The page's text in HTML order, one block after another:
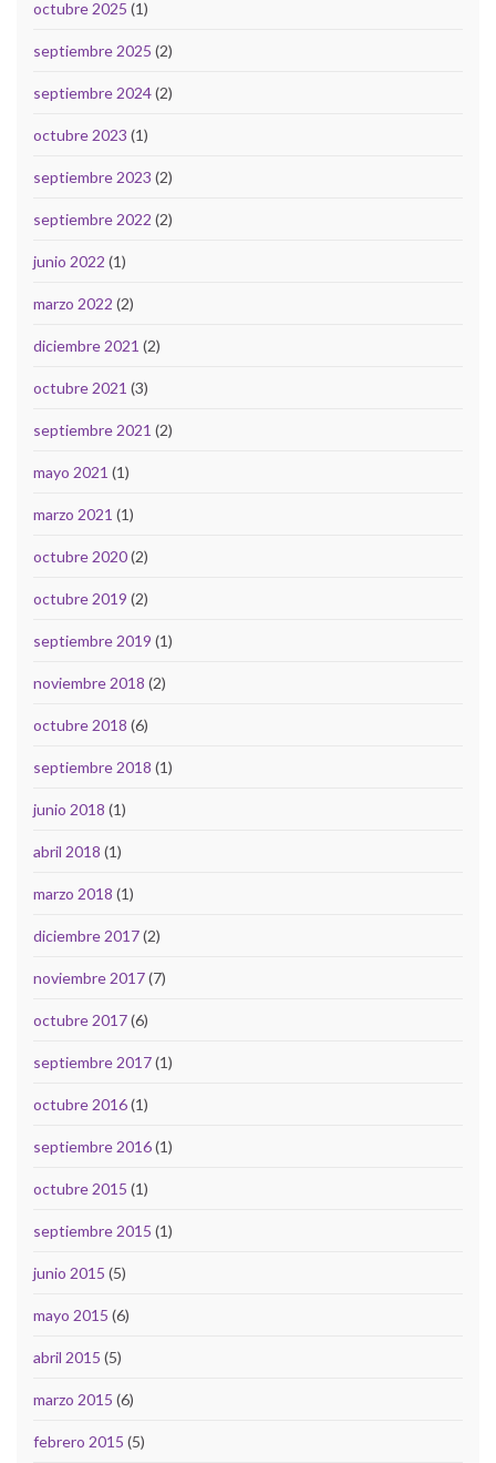
octubre 2025 (1)
septiembre 2025 (2)
septiembre 2024(2)
octubre 2023 (1)
septiembre 2023 (2)
septiembre 2022 (2)
junio 2022 (1)
marzo 2022 (2)
diciembre 2021 (2)
octubre 2021 (3)
septiembre 2021 (2)
mayo 2021 (1)
marzo 2021 (1)
octubre 2020(2)
octubre 2019 (2)
septiembre 2019 (1)
noviembre 2018 (2)
octubre 2018 (6)
septiembre 2018 (1)
junio 2018 (1)
abril 2018 (1)
marzo 2018 (1)
diciembre 2017(2)
noviembre 2017(7)
octubre 2017(6)
septiembre 2017(1)
octubre 2016(1)
septiembre 2016(1)
octubre 2015 (1)
septiembre 2015 (1)
junio 2015 (5)
mayo 2015 (6)
abril 2015 (5)
marzo 2015 (6)
febrero 2015 (5)